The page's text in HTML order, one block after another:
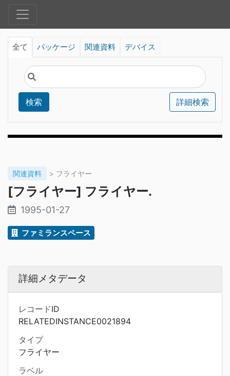
全て パッケージ 関連資料 デバイス
検索 詳細検索
関連資料 > フライヤー
[フライヤー] フライヤー.
1995-01-27
ファミランスペース
詳細メタデータ
レコードID
RELATEDINSTANCE0021894
タイプ
フライヤー
ラベル